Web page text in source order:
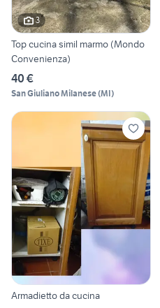
3
Top cucina simil marmo (Mondo
Convenienza)
40 €
San Giuliano Milanese(MI)
Armadietto da cucina